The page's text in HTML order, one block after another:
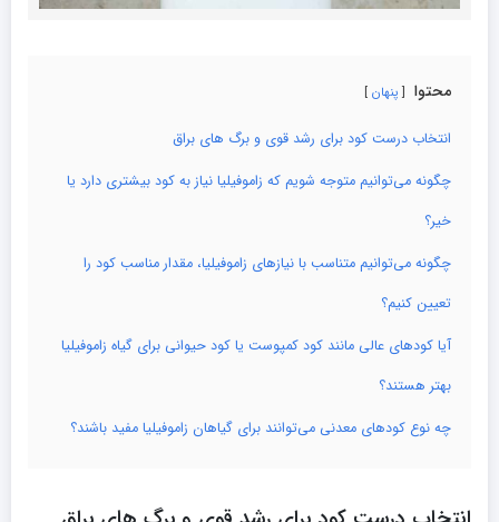
محتوا پنهان
انتخاب درست کود برای رشد قوی و برگ های براق
چگونه می‌توانیم متوجه شویم که زاموفیلیا نیاز به کود بیشتری دارد یا
خیر؟
چگونه می‌توانیم متناسب با نیازهای زاموفیلیا، مقدار مناسب کود را
تعیین کنیم؟
آیا کودهای عالی مانند کود کمپوست یا کود حیوانی برای گیاه زاموفیلیا
بهتر هستند؟
چه نوع کودهای معدنی می‌توانند برای گیاهان زاموفیلیا مفید باشند؟